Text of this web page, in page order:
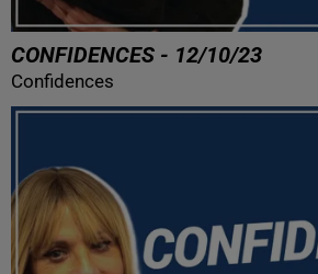
CONFIDENCES - 12/10/23
Confidences